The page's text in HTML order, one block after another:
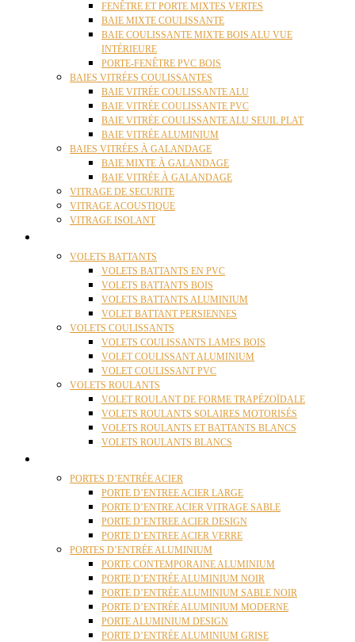
FENÊTRE ET PORTE MIXTES VERTES
BAIE MIXTE COULISSANTE
BAIE COULISSANTE MIXTE BOIS ALU VUE
INTÉRIEURE
PORTE-FENÊTRE PVC BOIS
BAIES VITRÉES COULISSANTES
BAIE VITRÉE COULISSANTE ALU
BAIE VITRÉE COULISSANTE PVC
BAIE VITRÉE COULISSANTE ALU SEUIL PLAT
BAIE VITRÉE ALUMINIUM
BAIES VITRÉES À GALANDAGE
BAIE MIXTE À GALANDAGE
BAIE VITRÉE À GALANDAGE
VITRAGE DE SECURITE
VITRAGE ACOUSTIQUE
VITRAGE ISOLANT
VOLETS BATTANTS
VOLETS BATTANTS EN PVC
VOLETS BATTANTS BOIS
VOLETS BATTANTS ALUMINIUM
VOLET BATTANT PERSIENNES
VOLETS COULISSANTS
VOLETS COULISSANTS LAMES BOIS
VOLET COULISSANT ALUMINIUM
VOLET COULISSANT PVC
VOLETS ROULANTS
VOLET ROULANT DE FORME TRAPÉZOÏDALE
VOLETS ROULANTS SOLAIRES MOTORISÉS
VOLETS ROULANTS ET BATTANTS BLANCS
VOLETS ROULANTS BLANCS
PORTES D’ENTRÉE ACIER
PORTE D’ENTREE ACIER LARGE
PORTE D’ENTRE ACIER VITRAGE SABLE
PORTE D’ENTREE ACIER DESIGN
PORTE D’ENTREE ACIER VERRE
PORTES D’ENTRÉE ALUMINIUM
PORTE CONTEMPORAINE ALUMINIUM
PORTE D’ENTRÉE ALUMINIUM NOIR
PORTE D’ENTRÉE ALUMINIUM SABLE NOIR
PORTE D’ENTRÉE ALUMINIUM MODERNE
PORTE ALUMINIUM DESIGN
PORTE D’ENTRÉE ALUMINIUM GRISE